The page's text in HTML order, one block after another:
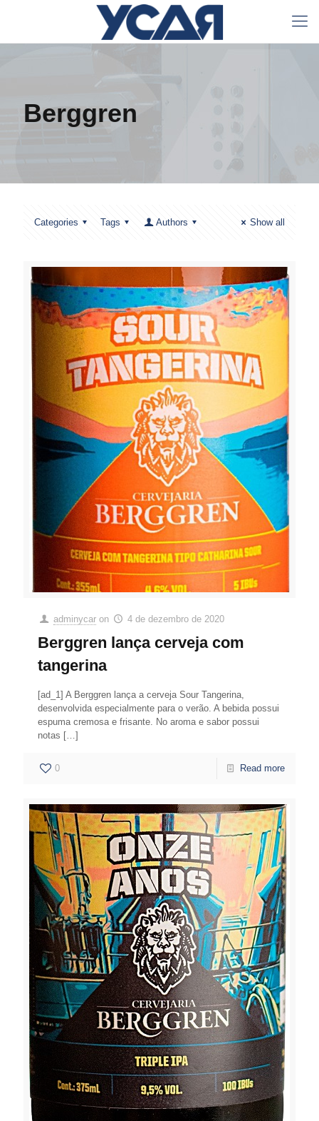
Berggren
Categories Tags Authors Show all
adminycar on 4 de dezembro de 2020
Berggren lança cerveja com
tangerina
[ad_1] A Berggren lança a cerveja Sour Tangerina,
desenvolvida especialmente para o verão. A bebida possui
espuma cremosa e frisante. No aroma e sabor possui
notas […]
0 Read more